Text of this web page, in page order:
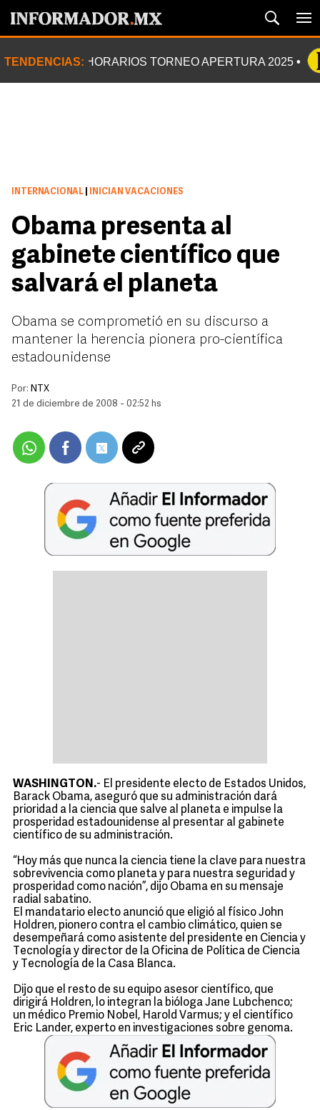
TENDENCIAS: HORARIOS TORNEO APERTURA 2025
INTERNACIONAL INICIAN VACACIONES
Obama presenta al
gabinete científico que
salvará el planeta
Obama se comprometió en su discurso a
mantener la herencia pionera pro-científica
estadounidense
Por: NTX
21 de diciembre de 2008 - 02:52 hs
WASHINGTON.- El presidente electo de Estados Unidos,
Barack Obama, aseguró que su administración dará
prioridad a la ciencia que salve al planeta e impulse la
prosperidad estadounidense al presentar al gabinete
científico de su administración.
“Hoy más que nunca la ciencia tiene la clave para nuestra
sobrevivencia como planeta y para nuestra seguridad y
prosperidad como nación”, dijo Obama en su mensaje
radial sabatino.
El mandatario electo anunció que eligió al físico John
Holdren, pionero contra el cambio climático, quien se
desempeñará como asistente del presidente en Ciencia y
Tecnología y director de la Oficina de Política de Ciencia
y Tecnología de la Casa Blanca.
Dijo que el resto de su equipo asesor científico, que
dirigirá Holdren, lo integran la bióloga Jane Lubchenco;
un médico Premio Nobel, Harold Varmus; y el científico
Eric Lander, experto en investigaciones sobre genoma.